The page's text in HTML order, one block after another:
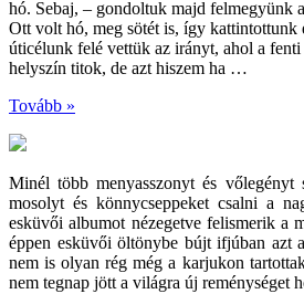
hó. Sebaj, – gondoltuk majd felmegyünk
Ott volt hó, meg sötét is, így kattintottunk
úticélunk felé vettük az irányt, ahol a
helyszín titok, de azt hiszem ha …
Tovább »
Minél több menyasszonyt és vőlegényt
mosolyt és könnycseppeket csalni a
esküvői albumot nézegetve felismerik a
éppen esküvői öltönybe bújt ifjúban azt
nem is olyan rég még a karjukon
nem tegnap jött a világra új reménységet